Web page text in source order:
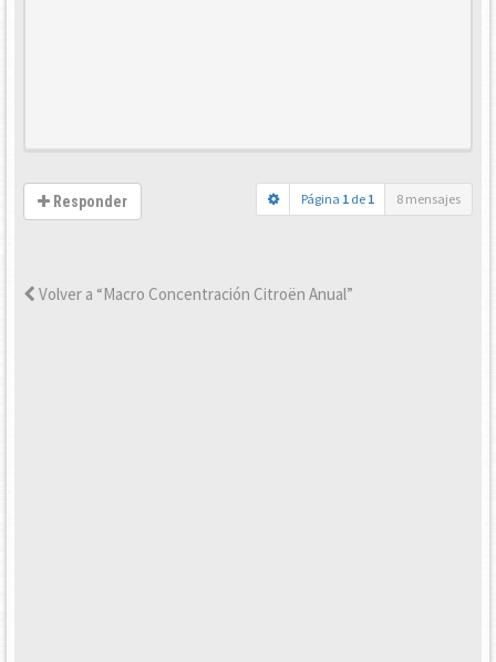
Responder Página 1 de 1 8 mensajes
Volver a “Macro Concentración Citroën Anual”